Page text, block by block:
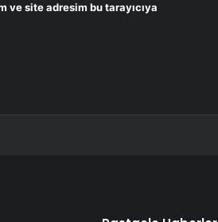
ve site adresim bu tarayıcıya